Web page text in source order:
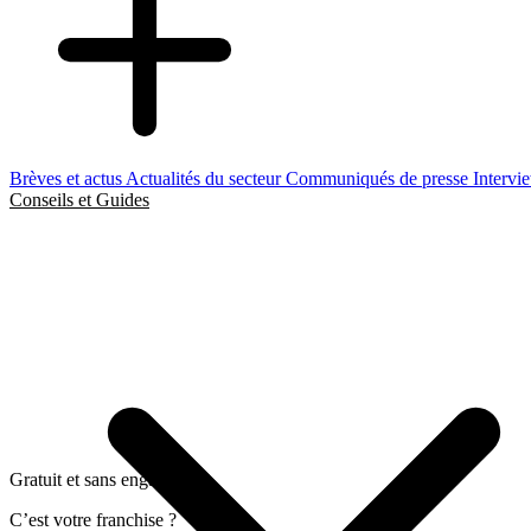
Brèves et actus Actualités du secteurCommuniqués de presse
Conseils et Guides
Gratuit et sans engagement
C’est votre franchise ?